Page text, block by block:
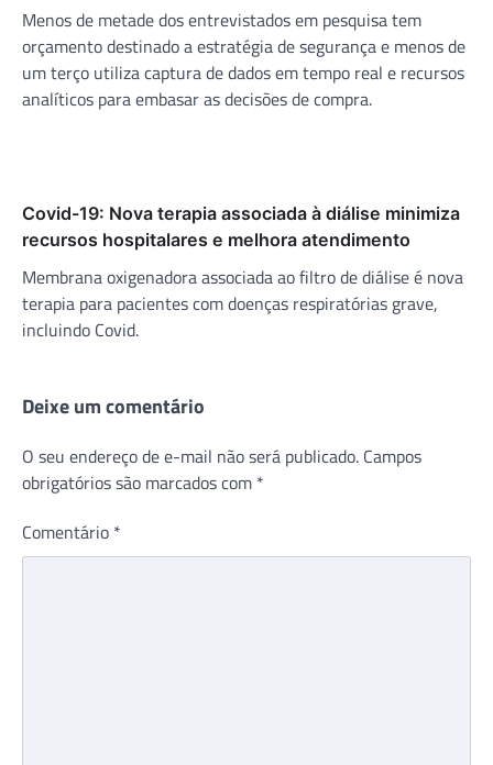
Menos de metade dos entrevistados em pesquisa tem
orçamento destinado a estratégia de segurança e menos de
um terço utiliza captura de dados em tempo real e recursos
analíticos para embasar as decisões de compra.
Covid-19: Nova terapia associada à diálise minimiza
recursos hospitalares e melhora atendimento
Membrana oxigenadora associada ao filtro de diálise é nova
terapia para pacientes com doenças respiratórias grave,
incluindo Covid.
Deixe um comentário
O seu endereço de e-mail não será publicado. Campos
obrigatórios são marcados com *
Comentário *